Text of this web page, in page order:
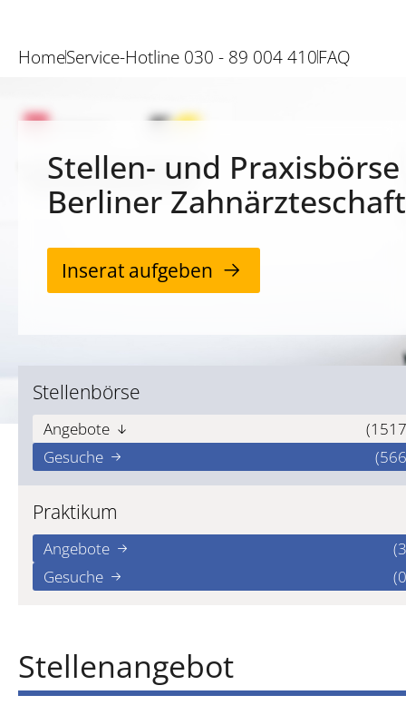
HomeService-Hotline 030 - 89 004 410FAQ
Stellen- und
Berliner Zahnärzteschaft
Inserat aufgeben
Stellenbörse
Angebote
Gesuche
Praktikum
Angebote
Gesuche
Stellenangebot